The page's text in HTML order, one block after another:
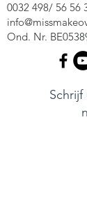
0032 498/ 56 56
Ond. Nr.